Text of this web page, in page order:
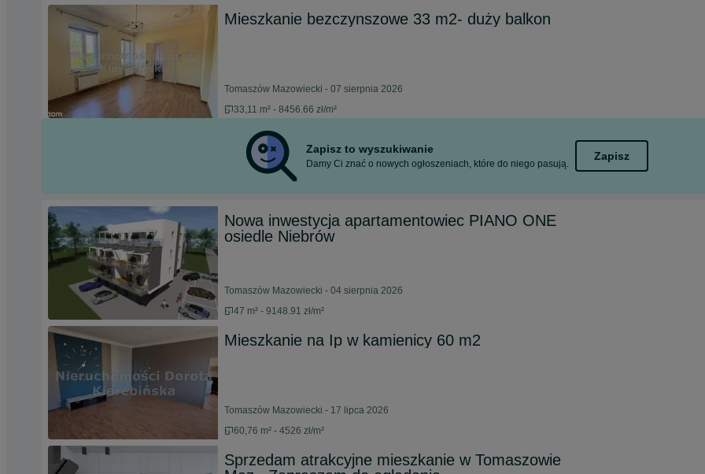
Mieszkanie bezczynszowe 33 m2- duży balkon
Tomaszów Mazowiecki - 07 sierpnia 2026
33,11 m² - 8456.66 zł/m²
Zapisz to wyszukiwanie
Damy Ci znać o nowych ogłoszeniach, które do niego pasują.
Zapisz
Nowa inwestycja apartamentowiec PIANO ONE
osiedle Niebrów
Tomaszów Mazowiecki - 04 sierpnia 2026
47 m² - 9148.91 zł/m²
Mieszkanie na Ip w kamienicy 60 m2
Tomaszów Mazowiecki - 17 lipca 2026
60,76 m² - 4526 zł/m²
Sprzedam atrakcyjne mieszkanie w Tomaszowie